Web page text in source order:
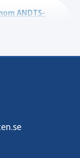
ANDTS-
arbete